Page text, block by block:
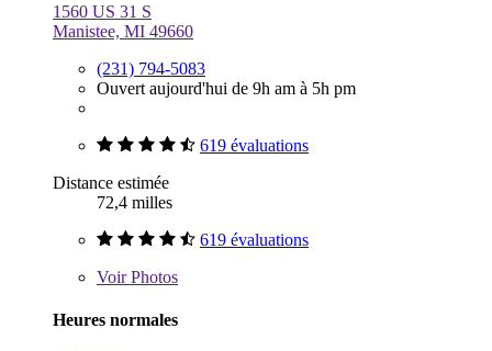
1560 US 31 S
Manistee, MI 49660
(231) 794-5083
Ouvert aujourd'hui de 9h am à 5h pm
619 évaluations
Distance estimée
72,4 milles
619 évaluations
VoirPhotos
Heures normales